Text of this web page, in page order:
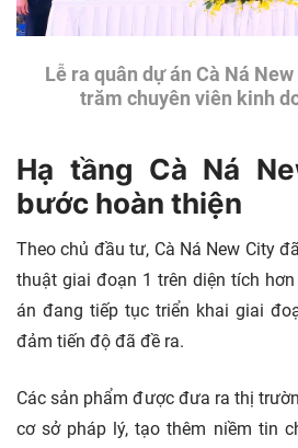
Lễ ra quân dự án Cà Ná
trăm chuyên viên kinh
Hạ tầng Cà Ná
bước hoàn thiện
Theo chủ đầu tư, Cà Ná New City
thuật giai đoạn 1 trên diện tích
án đang tiếp tục triển khai giai
đảm tiến độ đã đề ra.
Các sản phẩm được đưa ra thị
cơ sở pháp lý, tạo thêm niềm tin